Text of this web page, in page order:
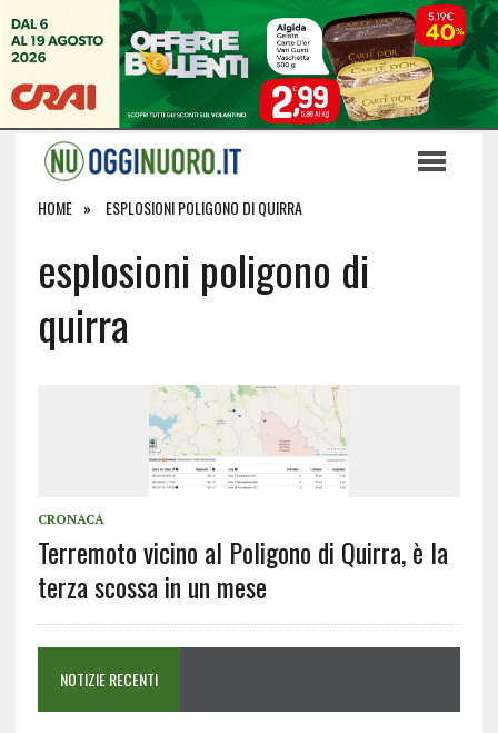
HOME ESPLOSIONI POLIGONO DI QUIRRA
esplosioni poligono di
quirra
CRONACA
Terremoto vicino al Poligono di Quirra, è la
terza scossa in un mese
NOTIZIE RECENTI